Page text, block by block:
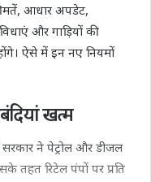
आधार अपडेट,
और गाड़ियों की
ऐसे में इन नए नियमों
खत्म
ने पेट्रोल और डीजल
तहत रिटेल पंपों पर प्रति